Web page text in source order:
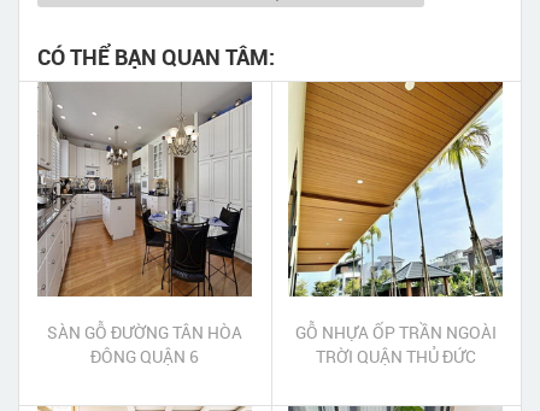
CÓ THỂ BẠN QUAN TÂM:
SÀN GỖ ĐƯỜNG TÂN HÒA
ĐÔNG QUẬN 6
GỖ NHỰA ỐP TRẦN NGOÀI
TRỜI QUẬN THỦ ĐỨC